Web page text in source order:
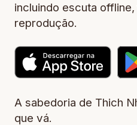
incluindo escuta
reprodução.
A sabedoria de Thich
que vá.